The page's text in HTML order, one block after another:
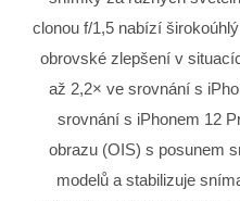
clonou f/1,5 nabízí
obrovské zlepšení v
až 2,2× ve srovnání s
srovnání s iPhonem 12
obrazu (OIS) s posunem
modelů a stabilizuje